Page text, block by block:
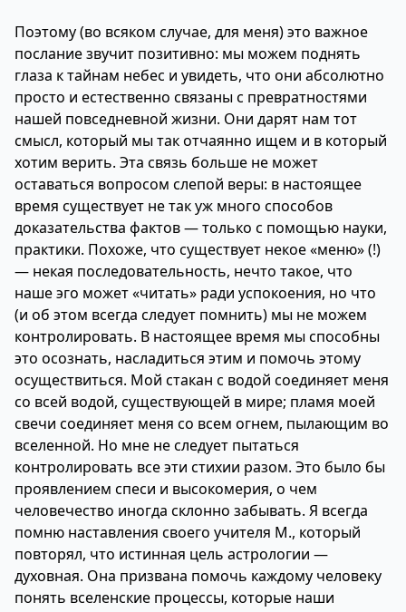
Поэтому (во всяком случае, для меня) это важное
послание звучит позитивно: мы можем поднять
глаза к тайнам небес и увидеть, что они абсолютно
просто и естественно связаны с превратностями
нашей повседневной жизни. Они дарят нам тот
смысл, который мы так отчаянно ищем и в который
хотим верить. Эта связь больше не может
оставаться вопросом слепой веры: в настоящее
время существует не так уж много способов
доказательства фактов — только с помощью науки,
практики. Похоже, что существует некое «меню» (!)
— некая последовательность, нечто такое, что
наше эго может «читать» ради успокоения, но что
(и об этом всегда следует помнить) мы не можем
контролировать. В настоящее время мы способны
это осознать, насладиться этим и помочь этому
осуществиться. Мой стакан с водой соединяет меня
со всей водой, существующей в мире; пламя моей
свечи соединяет меня со всем огнем, пылающим во
вселенной. Но мне не следует пытаться
контролировать все эти стихии разом. Это было бы
проявлением спеси и высокомерия, о чем
человечество иногда склонно забывать. Я всегда
помню наставления своего учителя М., который
повторял, что истинная цель астрологии —
духовная. Она призвана помочь каждому человеку
понять вселенские процессы, которые наши